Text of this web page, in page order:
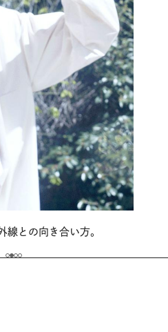
線との向き合い方。